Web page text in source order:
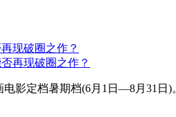
现破圈之作？
电影定档暑期档(6月1日—8月31